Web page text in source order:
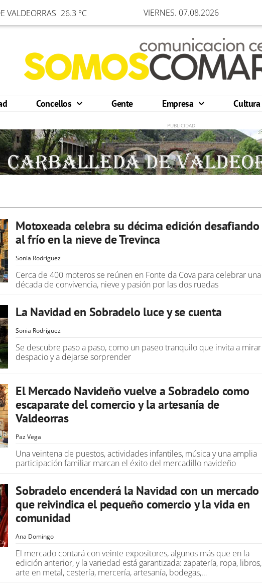
VALDEORRAS 26.3 °C VIERNES. 07.08.2026
Concellos Gente Empresa Cultura
Motoxeada celebra su décima edición desafiando
al frío en la nieve de Trevinca
Sonia Rodríguez
Cerca de 400 moteros se reúnen en Fonte da Cova para celebrar una
década de convivencia, nieve y pasión por las dos ruedas
La Navidad en Sobradelo luce y se cuenta
Sonia Rodríguez
Se descubre paso a paso, como un paseo tranquilo que invita a mirar
despacio y a dejarse sorprender
El Mercado Navideño vuelve a Sobradelo como
escaparate del comercio y la artesanía de
Valdeorras
Paz Vega
Una veintena de puestos, actividades infantiles, música y una amplia
participación familiar marcan el éxito del mercadillo navideño
Sobradelo encenderá la Navidad con un mercado
que reivindica el pequeño comercio y la vida en
comunidad
Ana Domingo
El mercado contará con veinte expositores, algunos más que en la
edición anterior, y la variedad está garantizada: zapatería, ropa, libros,
arte en metal, cestería, mercería, artesanía, bodegas,…